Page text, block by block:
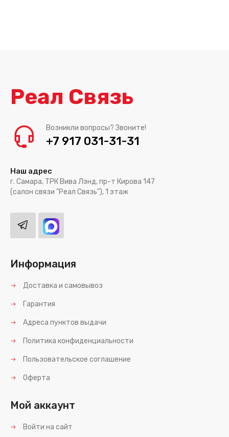
Реал Связь
Возникли вопросы? Звоните!
+7 917 031-31-31
Наш адрес
г. Самара, ТРК Вива Лэнд, пр-т Кирова 147
(салон связи "Реал Связь"), 1 этаж
Информация
Доставка и самовывоз
Гарантия
Адреса пунктов выдачи
Политика конфиденциальности
Пользовательское соглашение
Оферта
Мой аккаунт
Войти на сайт